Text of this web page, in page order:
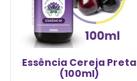
Essência Cereja Preta
(100ml)